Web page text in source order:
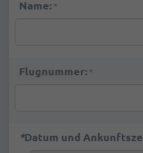
Name: *
Flugnummer: *
*Datum und